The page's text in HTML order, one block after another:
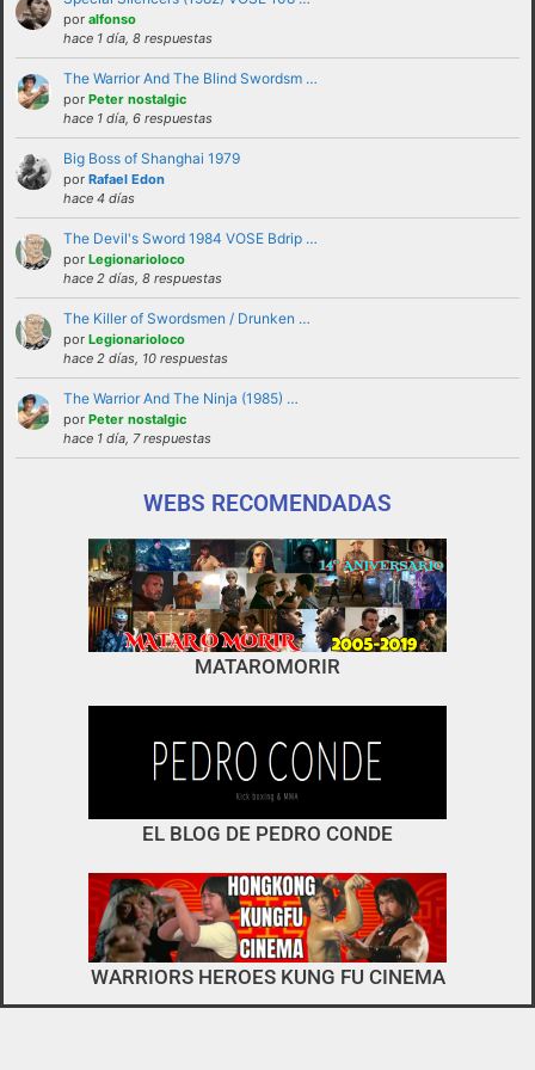
solucionadas en privado y no haciendo
partícipes al resto de personas del foro.
No revelar ni hacer público en el foro la
identidad o datos personales de ningún
participante sin su consentimiento, como por
ejemplo direcciones de email, ip’s externas,
etc
No enviar a los foros mensajes repetitivos
En el Lenguaje web, escribir con letras
mayusculas equivale a gritar, si no es esa su
intención sugerimos que lo evite.
Cualquier usuario que altere el buen
funcionamiento del foro mediante reiteradas
quejas, desprecio a los moderadores y/o a la
administración o las normas de uso del foro
no es el típico de «llegar,
descargar y pirarse».
interactuar e integrarse
por alfonso
hace 1 día, 8 respuestas
The Warrior And The Blind Swordsm …
por Peter nostalgic
hace 1 día, 6 respuestas
Big Boss of Shanghai 1979
por Rafael Edon
hace 4 días
The Devil's Sword 1984 VOSE Bdrip …
por Legionarioloco
hace 2 días, 8 respuestas
The Killer of Swordsmen / Drunken …
por Legionarioloco
hace 2 días, 10 respuestas
The Warrior And The Ninja (1985) …
por Peter nostalgic
hace 1 día, 7 respuestas
WEBS RECOMENDADAS
MATAROMORIR
EL BLOG DE PEDRO CONDE
WARRIORS HEROES KUNG FU CINEMA